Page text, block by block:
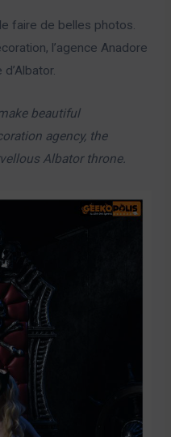
faire de belles photos.
l’agence Anadore
beautiful
agency, the
Albator throne.